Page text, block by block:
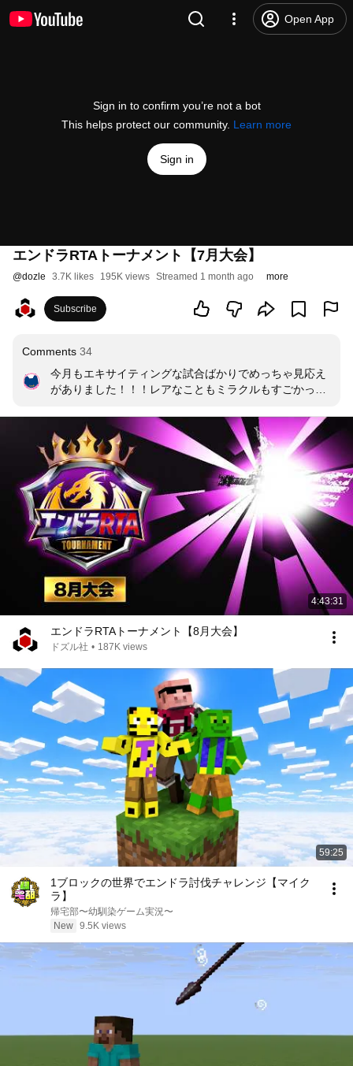
Open App
Sign in to confirm you’re not a bot
This helps protect our community. Learn more
Sign in
エンドラRTAトーナメント【7月大会】
@dozle 3.7K likes 195K views Streamed 1 month ago more
Subscribe
Comments 34
今月もエキサイティングな試合ばかりでめっちゃ見応え
がありました！！！レアなこともミラクルもすごかった
4:43:31
エンドラRTAトーナメント【8月大会】
ドズル社 • 187K views
59:25
1ブロックの世界でエンドラ討伐チャレンジ【マイク
ラ】
帰宅部〜幼馴染ゲーム実況〜
New 9.5K views